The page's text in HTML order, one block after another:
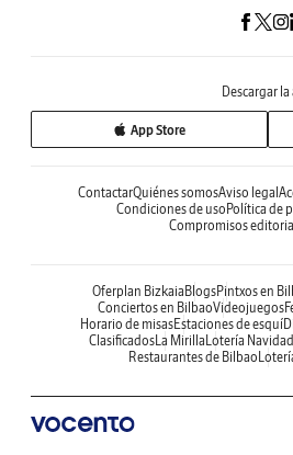
Descargar la
App Store
ContactarQuiénes somosAviso legal
Condiciones de uso Política de
Compromisos
Oferplan Bizkaia BlogsPintxos en
Conciertos en BilbaoVideojuegos
Horario de misasEstaciones de esquí
ClasificadosLa Mirilla Lotería
Restaurantes de Bilbao